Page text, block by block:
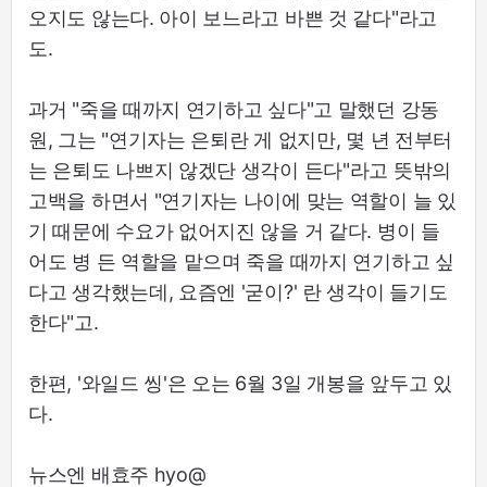
오지도 않는다. 아이 보느라고 바쁜 것 같다"라고
도.
과거 "죽을 때까지 연기하고 싶다"고 말했던 강동
원, 그는 "연기자는 은퇴란 게 없지만, 몇 년 전부터
는 은퇴도 나쁘지 않겠단 생각이 든다"라고 뜻밖의
고백을 하면서 "연기자는 나이에 맞는 역할이 늘 있
기 때문에 수요가 없어지진 않을 거 같다. 병이 들
어도 병 든 역할을 맡으며 죽을 때까지 연기하고 싶
다고 생각했는데, 요즘엔 '굳이?' 란 생각이 들기도
한다"고.
한편, '와일드 씽'은 오는 6월 3일 개봉을 앞두고 있
다.
뉴스엔 배효주 hyo@